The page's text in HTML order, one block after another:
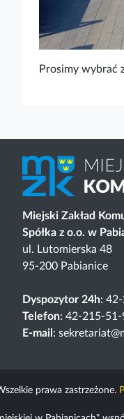
Prosimy wybrać
Miejski Zakład
Spółka z o.o. w
ul. Lutomierska 48
95-200 Pabianice
Dyspozytor 24h:
Telefon: 42-215-
E-mail :
prawa zastrzeżone.